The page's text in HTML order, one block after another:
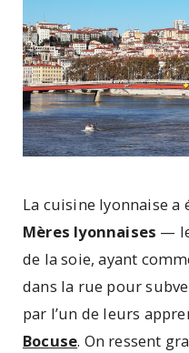
La cuisine lyonnaise a
Mères lyonnaises —
de la soie, ayant
dans la rue pour
par l’un de leurs
Bocuse. On ressent